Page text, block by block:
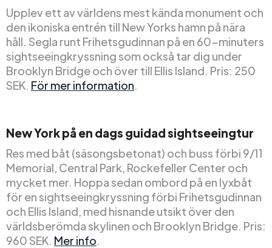
Upplev ett av världens mest kända monument och
den ikoniska entrén till New Yorks hamn på nära
håll. Segla runt Frihetsgudinnan på en 60-minuters
sightseeingkryssning som också tar dig under
Brooklyn Bridge och över till Ellis Island. Pris: 250
SEK. För mer information.
New York på en dags guidad sightseeingtur
Res med båt (säsongsbetonat) och buss förbi 9/11
Memorial, Central Park, Rockefeller Center och
mycket mer. Hoppa sedan ombord på en lyxbåt
för en sightseeingkryssning förbi Frihetsgudinnan
och Ellis Island, med hisnande utsikt över den
världsberömda skylinen och Brooklyn Bridge. Pris:
960 SEK. Mer info.